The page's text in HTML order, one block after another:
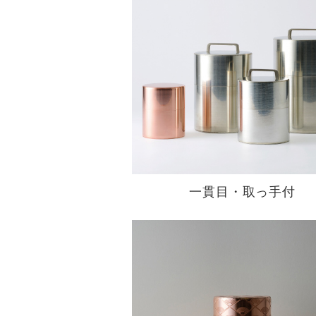
一貫目・取っ手付